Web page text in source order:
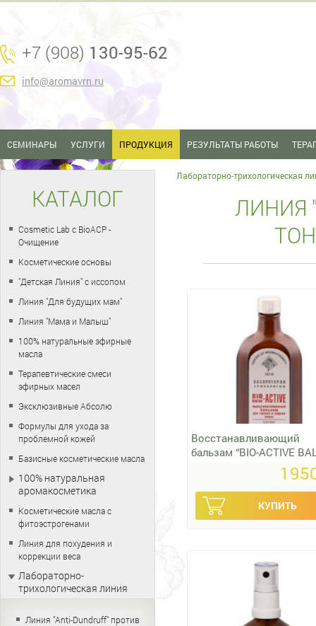
+7 (908) 130-95-62
info@aromavrn.ru
СЕМИНАРЫ УСЛУГИ ПРОДУКЦИЯ РЕЗУЛЬТАТЫ РАБОТЫ
Лабораторно-трихологическая
ЛИНИЯ
Восстанавливающий
бальзам “BIO-ACTIVE
КАТАЛОГ
Cosmetic Lab с BioACP -
Очищение
Косметические основы
"Детская Линия" с иссопом
Линия "Для будущих мам"
Линия "Мама и Малыш"
100% натуральные эфирные
масла
Терапевтические смеси
эфирных масел
Эксклюзивные Абсолю
Формулы для ухода за
проблемной кожей
Базисные косметические масла
100% натуральная
аромакосметика
Косметические масла с
фитоэстрогенами
Линия для похудения и
коррекции веса
Лабораторно-
трихологическая линия
Линия "Anti-Dundruff" против